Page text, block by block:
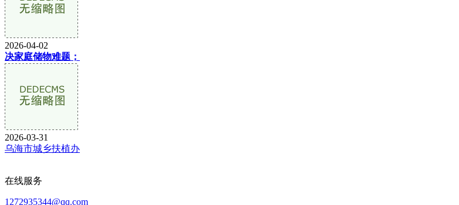
2026-04-02
决家庭储物难题；
2026-03-31
乌海市城乡扶植办
在线服务
1272935344@qq.com